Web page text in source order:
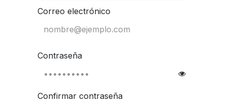
Correo electrónico
Contraseña
Confirmar contraseña